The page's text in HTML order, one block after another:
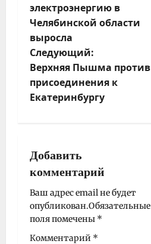
в
и
г
а
ц
и
я
и
с
и
электроэнергию в
Челябинской области
выросла
Следующий:
Верхняя Пышма против
присоединения к
Екатеринбургу
Добавить
комментарий
Ваш адрес email не будет
опубликован.Обязательные
поля помечены *
Комментарий *